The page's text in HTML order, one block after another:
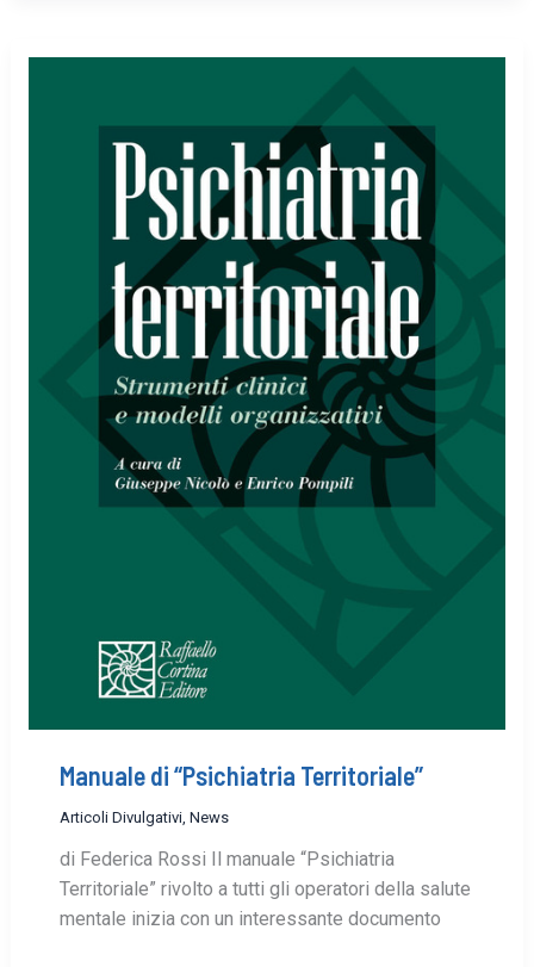
Manuale di “Psichiatria Territoriale”
Articoli Divulgativi, News
di Federica Rossi Il manuale “Psichiatria
Territoriale” rivolto a tutti gli operatori della salute
mentale inizia con un interessante documento